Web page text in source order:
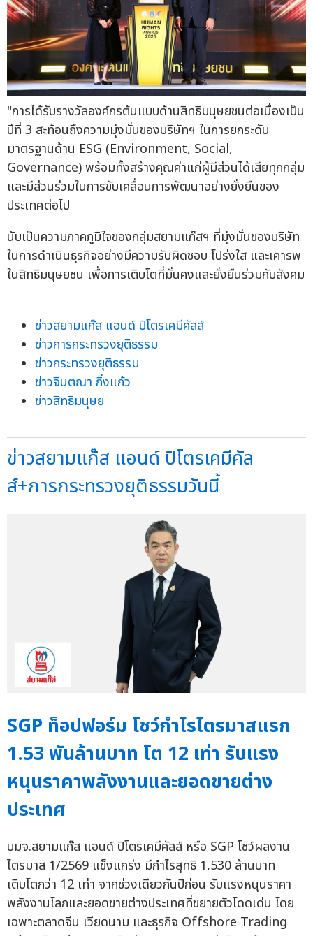
"การได้รับรางวัลองค์กรต้นแบบด้านสิทธิมนุษยชนต่อเนื่องเป็น
ปีที่ 3 สะท้อนถึงความมุ่งมั่นของบริษัทฯ ในการยกระดับ
มาตรฐานด้าน ESG (Environment, Social,
Governance) พร้อมทั้งสร้างคุณค่าแก่ผู้มีส่วนได้เสียทุกกลุ่ม
และมีส่วนร่วมในการขับเคลื่อนการพัฒนาอย่างยั่งยืนของ
ประเทศต่อไป
นับเป็นความภาคภูมิใจของกลุ่มสยามแก๊สฯ ที่มุ่งมั่นของบริษัท
ในการดำเนินธุรกิจอย่างมีความรับผิดชอบ โปร่งใส และเคารพ
ในสิทธิมนุษยชน เพื่อการเติบโตที่มั่นคงและยั่งยืนร่วมกับสังคม
ข่าวสยามแก๊ส แอนด์ ปิโตรเคมีคัลส์
ข่าวการกระทรวงยุติธรรม
ข่าวกระทรวงยุติธรรม
ข่าวจินตณา กิ่งแก้ว
ข่าวสิทธิมนุษย
ข่าวสยามแก๊ส แอนด์ ปิโตรเคมีคัล
ส์+การกระทรวงยุติธรรมวันนี้
SGP ท็อปฟอร์ม โชว์กำไรไตรมาสแรก
1.53 พันล้านบาท โต 12 เท่า รับแรง
หนุนราคาพลังงานและยอดขายต่าง
ประเทศ
บมจ.สยามแก๊ส แอนด์ ปิโตรเคมีคัลส์ หรือ SGP โชว์ผลงาน
ไตรมาส 1/2569 แข็งแกร่ง มีกำไรสุทธิ 1,530 ล้านบาท
เติบโตกว่า 12 เท่า จากช่วงเดียวกันปีก่อน รับแรงหนุนราคา
พลังงานโลกและยอดขายต่างประเทศที่ขยายตัวโดดเด่น โดย
เฉพาะตลาดจีน เวียดนาม และธุรกิจ Offshore Trading